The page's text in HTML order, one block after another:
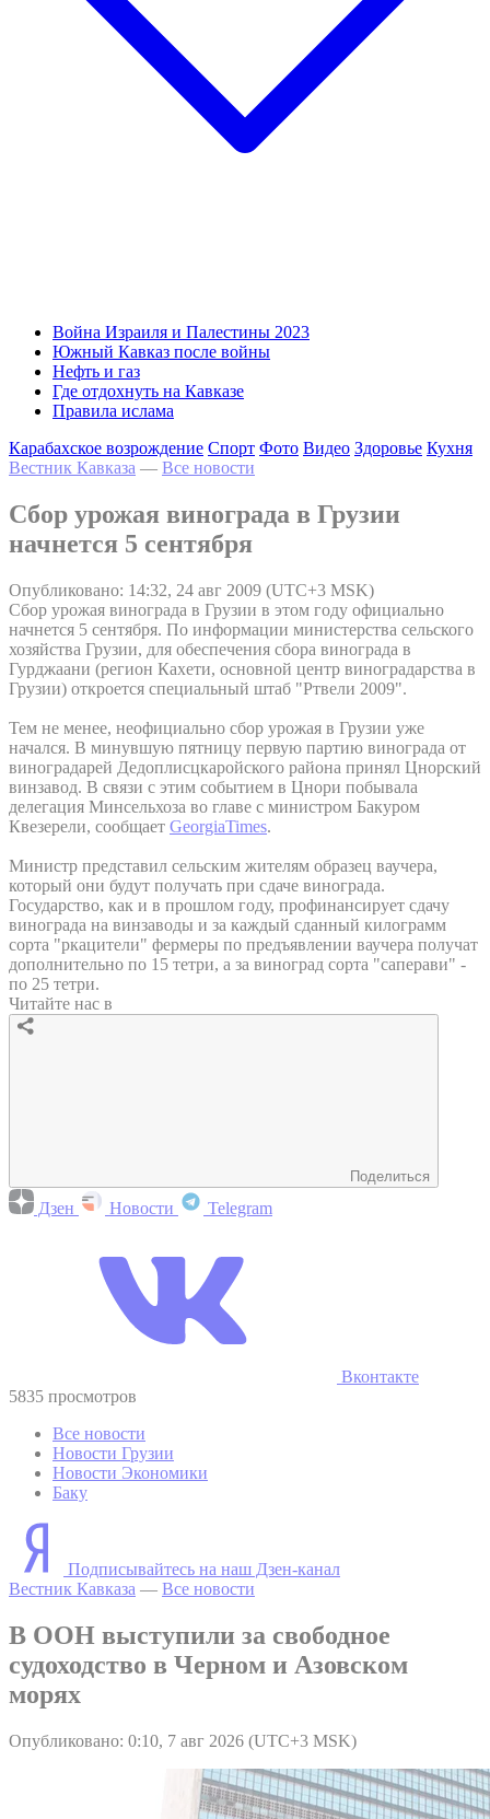
Война Израиля и Палестины 2023
Южный Кавказ после войны
Нефть и газ
Где отдохнуть на Кавказе
Правила ислама
Карабахское возрождение Спорт Фото Видео Здоровье Кухня
Вестник Кавказа — Все новости
Сбор урожая винограда в Грузии
начнется 5 сентября
Опубликовано: 14:32, 24 авг 2009 (UTC+3 MSK)
Сбор урожая винограда в Грузии в этом году официально
начнется 5 сентября. По информации министерства сельского
хозяйства Грузии, для обеспечения сбора винограда в
Гурджаани (регион Кахети, основной центр виноградарства в
Грузии) откроется специальный штаб "Ртвели 2009".
Тем не менее, неофициально сбор урожая в Грузии уже
начался. В минувшую пятницу первую партию винограда от
виноградарей Дедоплисцкаройского района принял Цнорский
винзавод. В связи с этим событием в Цнори побывала
делегация Минсельхоза во главе с министром Бакуром
Квезерели, сообщает GeorgiaTimes.
Министр представил сельским жителям образец ваучера,
который они будут получать при сдаче винограда.
Государство, как и в прошлом году, профинансирует сдачу
винограда на винзаводы и за каждый сданный килограмм
сорта "ркацители" фермеры по предъявлении ваучера получат
дополнительно по 15 тетри, а за виноград сорта "саперави" -
по 25 тетри.
Читайте нас в
Поделиться
Дзен Новости Telegram
Вконтакте
5835 просмотров
Все новости
Новости Грузии
Новости Экономики
Баку
Подписывайтесь на наш Дзен-канал
Вестник Кавказа — Все новости
В ООН выступили за свободное
судоходство в Черном и Азовском
морях
Опубликовано: 0:10, 7 авг 2026 (UTC+3 MSK)